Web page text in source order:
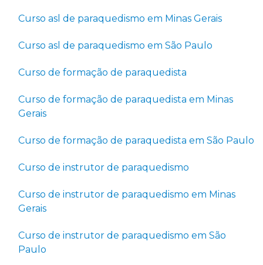
Curso asl de paraquedismo em Minas Gerais
Curso asl de paraquedismo em São Paulo
Curso de formação de paraquedista
Curso de formação de paraquedista em Minas
Gerais
Curso de formação de paraquedista em São Paulo
Curso de instrutor de paraquedismo
Curso de instrutor de paraquedismo em Minas
Gerais
Curso de instrutor de paraquedismo em São
Paulo